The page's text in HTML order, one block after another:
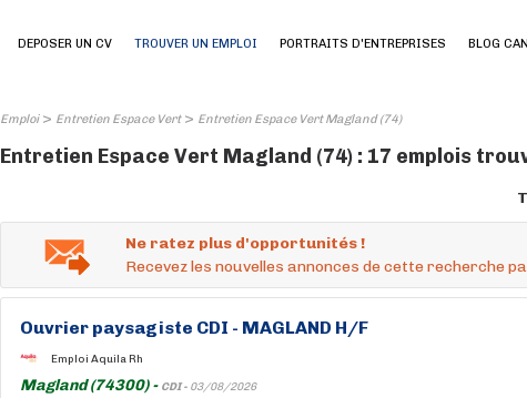
DEPOSER UN CV TROUVER UN EMPLOI PORTRAITS D'ENTREPRISES BLOG
Emploi> Entretien Espace Vert> Entretien Espace Vert Magland (74)
Entretien Espace Vert Magland (74) : 17 emplois
Ne ratez plus d'opportunités !
Recevez les nouvelles annonces de cette recherche
Ouvrier paysagiste CDI - MAGLAND H/F
Emploi Aquila Rh
Magland (74300) - CDI - 03/08/2026